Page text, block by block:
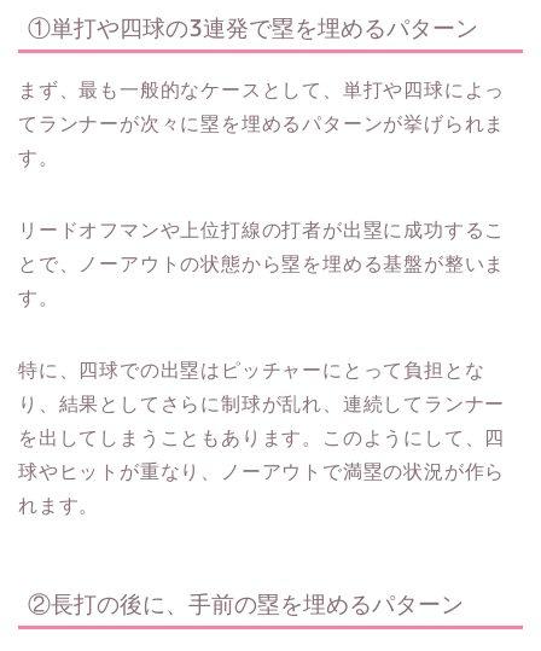
①単打や四球の3連発で塁を埋めるパターン
まず、最も一般的なケースとして、単打や四球によっ
てランナーが次々に塁を埋めるパターンが挙げられま
す。
リードオフマンや上位打線の打者が出塁に成功するこ
とで、ノーアウトの状態から塁を埋める基盤が整いま
す。
特に、四球での出塁はピッチャーにとって負担とな
り、結果としてさらに制球が乱れ、連続してランナー
を出してしまうこともあります。このようにして、四
球やヒットが重なり、ノーアウトで満塁の状況が作ら
れます。
②長打の後に、手前の塁を埋めるパターン